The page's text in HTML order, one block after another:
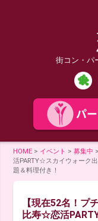
街コン・パ
HOME > イベント >募集中 >
活PARTY☆スカイウォーク
題＆料理付き！
【現在52名！プ
比寿☆恋活